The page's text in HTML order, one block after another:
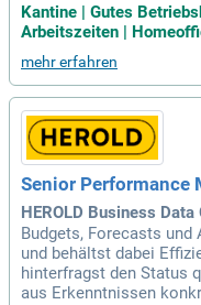
Kantine | Gutes
Arbeitszeiten |
mehr erfahren
Senior Performance
HEROLD Business
Budgets, Forecasts
und behältst dabei
hinterfragst den Status
aus Erkenntnissen